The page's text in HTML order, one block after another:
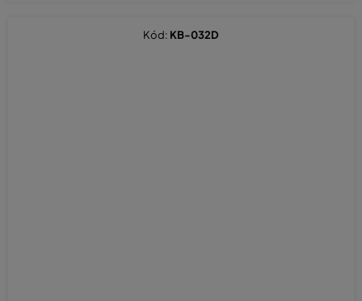
Kód: KB-032D